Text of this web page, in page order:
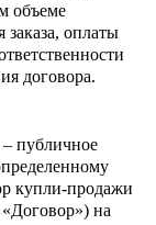
объеме
оплаты
договора.
публичное
купли-продажи
на